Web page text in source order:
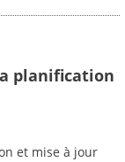
planification
et mise à jour